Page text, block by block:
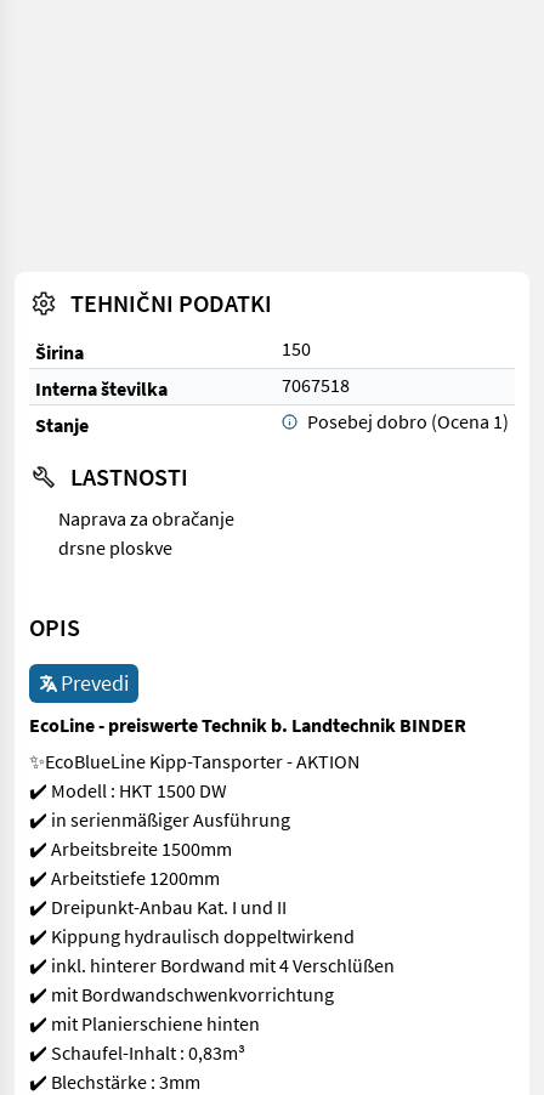
TEHNIČNI PODATKI
Širina
150
Interna številka
7067518
Stanje
Posebej dobro (Ocena 1)
LASTNOSTI
Naprava za obračanje
drsne ploskve
OPIS
Prevedi
EcoLine - preiswerte Technik b. Landtechnik BINDER
✨EcoBlueLine Kipp-Tansporter - AKTION
✔️ Modell : HKT 1500 DW
✔️ in serienmäßiger Ausführung
✔️ Arbeitsbreite 1500mm
✔️ Arbeitstiefe 1200mm
✔️ Dreipunkt-Anbau Kat. I und II
✔️ Kippung hydraulisch doppeltwirkend
✔️ inkl. hinterer Bordwand mit 4 Verschlüßen
✔️ mit Bordwandschwenkvorrichtung
✔️ mit Planierschiene hinten
✔️ Schaufel-Inhalt : 0,83m³
✔️ Blechstärke : 3mm